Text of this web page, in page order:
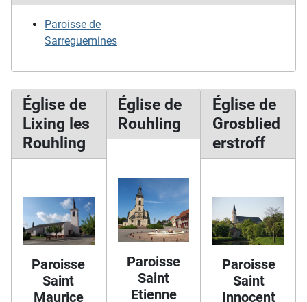
Paroisse de
Sarreguemines
Église de
Lixing les
Rouhling
Paroisse
Saint
Maurice
Église de
Rouhling
Paroisse
Saint
Etienne
Église de
Grosblied
erstroff
Paroisse
Saint
Innocent